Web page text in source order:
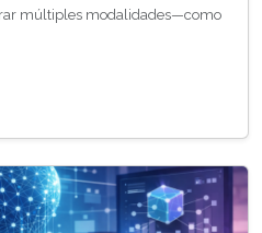
múltiples modalidades—como